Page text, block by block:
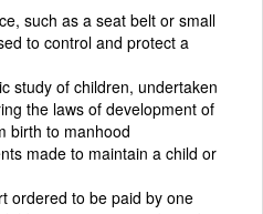
such as a seat belt or small
to control and protect a
study of children, undertaken
the laws of development of
birth to manhood
made to maintain a child or
ordered to be paid by one